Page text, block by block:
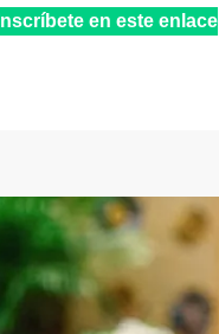
Inscríbete en este enlace